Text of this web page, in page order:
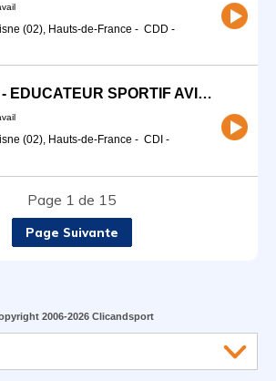
(02), Hauts-de-France - CDD -
ENTRAÎNEUR - EDUCATEUR SPORTIF AVIRON (H/F)
(02), Hauts-de-France - CDI -
Page 1 de 15
Page Suivante
2006-2026 Clicandsport